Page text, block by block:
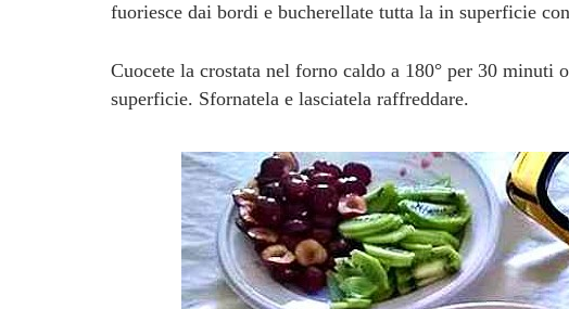
fuoriesce dai bordi e bucherellate tutta la in superficie
Cuocete la crostata nel forno caldo a 180° per 30 minuti
superficie. Sfornatela e lasciatela raffreddare.